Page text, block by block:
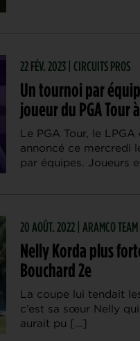
22 FÉV. 2023 | CIRCUITS PROS
Un tournoi par
joueur du PGA Tour
Le PGA Tour, le
annoncé ce mercredi
par équipes. Joueurs
20 AOÛT. 2022 | ARAMCO TEAM
Nelly Korda plus
Bouchard 2e
La coupe lui tendait
c’est sa sœur Nelly
aurait pu […]